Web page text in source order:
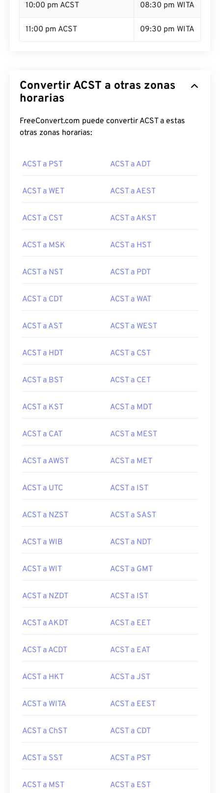
10:00 pm ACST 08:30 pm WITA
11:00 pm ACST 09:30 pm WITA
Convertir ACST a otras zonas
horarias
FreeConvert.com puede convertir ACST a estas
otras zonas horarias:
ACST a PST ACST a ADT
ACST a WET ACST a AEST
ACST a CST ACST a AKST
ACST a MSK ACST a HST
ACST a NST ACST a PDT
ACST a CDT ACST a WAT
ACST a AST ACST a WEST
ACST a HDT ACST a CST
ACST a BST ACST a CET
ACST a KST ACST a MDT
ACST a CAT ACST a MEST
ACST a AWST ACST a MET
ACST a UTC ACST a IST
ACST a NZST ACST a SAST
ACST a WIB ACST a NDT
ACST a WIT ACST a GMT
ACST a NZDT ACST a IST
ACST a AKDT ACST a EET
ACST a ACDT ACST a EAT
ACST a HKT ACST a JST
ACST a WITA ACST a EEST
ACST a ChST ACST a CDT
ACST a SST ACST a PST
ACST a MST ACST a EST